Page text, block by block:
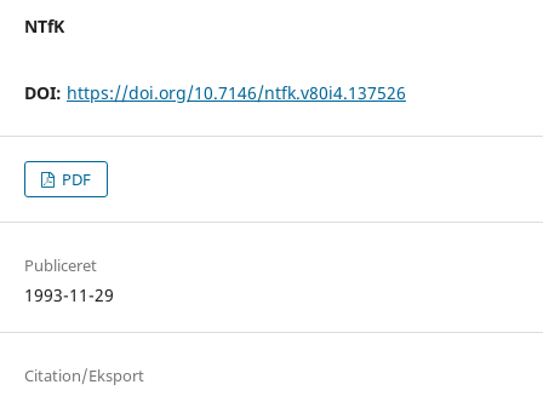
NTfK
DOI: https://doi.org/10.7146/ntfk.v80i4.137526
PDF
Publiceret
1993-11-29
Citation/Eksport